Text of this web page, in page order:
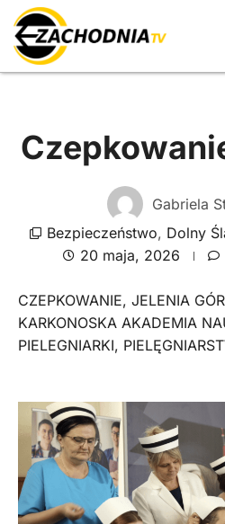
Gabriela
Bezpieczeństwo, Dolny
20 maja, 2026
CZEPKOWANIE, JELENIA
KARKONOSKA AKADEMIA
PIELEGNIARKI,